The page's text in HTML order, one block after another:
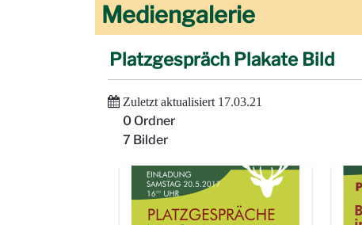
Mediengalerie
Platzgespräch Plakate Bild
Zuletzt aktualisiert 17.03.21
0 Ordner
7 Bilder